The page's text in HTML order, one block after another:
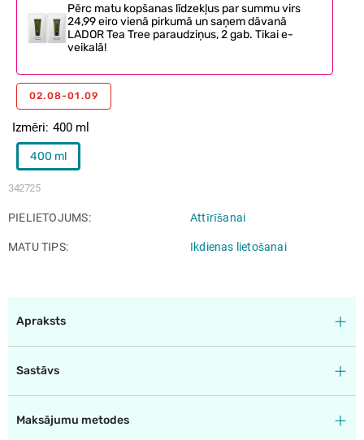
342725
Izmēri 400 ml
400 ml
Pērc matu kopšanas līdzekļus par summu virs
24,99 eiro vienā pirkumā un saņem dāvanā
LADOR Tea Tree paraudziņus, 2 gab. Tikai e-
veikalā!
02.08-01.09
PIELIETOJUMS Attīrīšanai
MATU TIPS Ikdienas lietošanai
Apraksts
Sastāvs
Maksājumu metodes